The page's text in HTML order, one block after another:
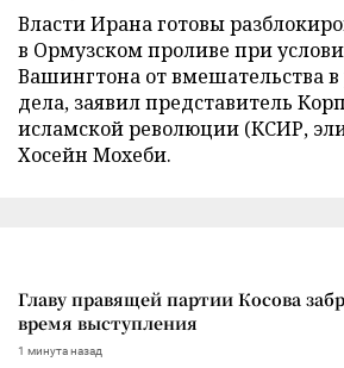
Власти Ирана готовы
в Ормузском проливе при
Вашингтона от вмешательства
дела, заявил представитель
исламской революции (КСИР,
Хосейн Мохеби.
Главу правящей партии Косова
время выступления
1 минута назад